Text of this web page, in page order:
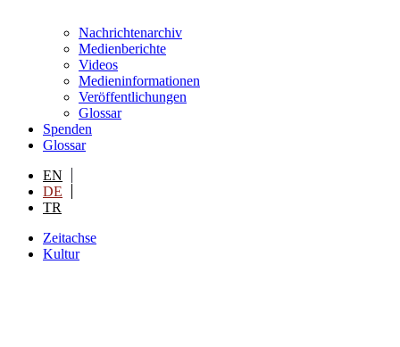
Nachrichtenarchiv
Medienberichte
Videos
Medieninformationen
Veröffentlichungen
Glossar
Spenden
Glossar
EN
DE
TR
Zeitachse
Kultur